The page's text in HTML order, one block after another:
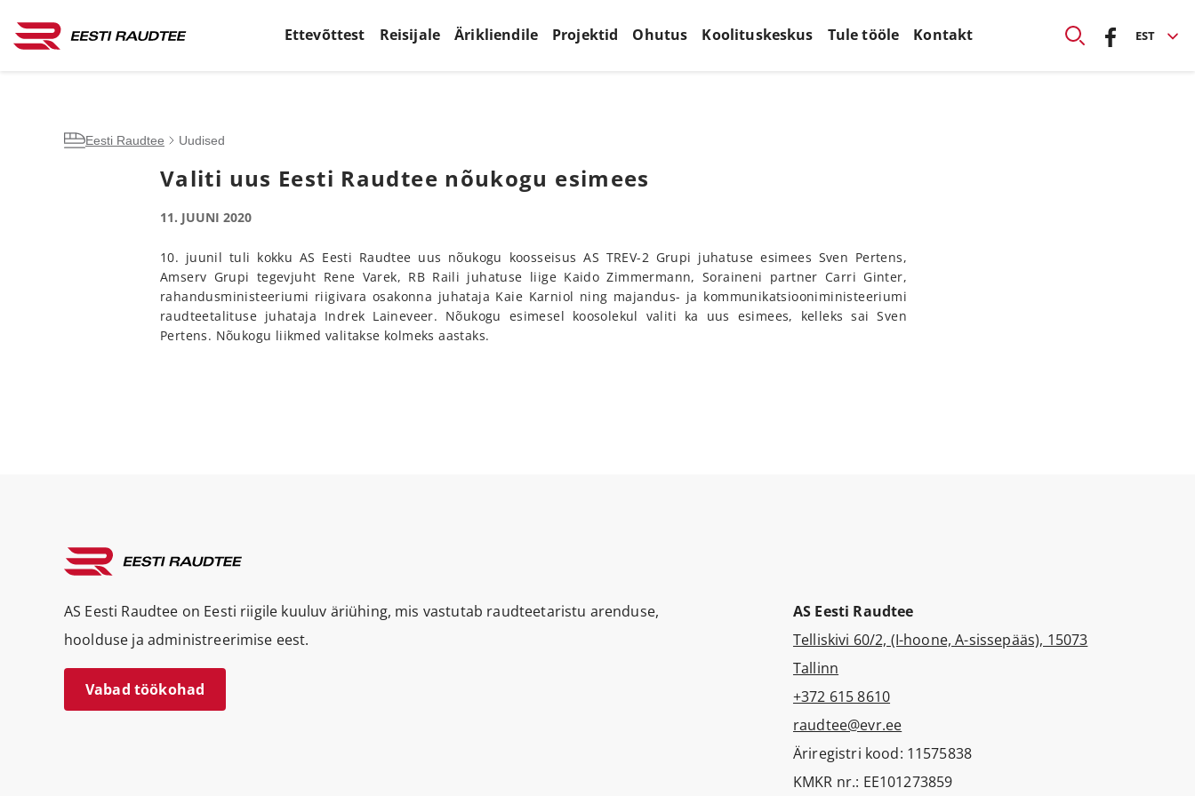
Ettevõttest Reisijale Ärikliendile Projektid Ohutus Koolituskeskus Tule tööle Kontakt EST
Eesti Raudtee Uudised
Valiti uus Eesti Raudtee nõukogu esimees
11. JUUNI 2020
10. juunil tuli kokku AS Eesti Raudtee uus nõukogu koosseisus AS TREV-2 Grupi juhatuse esimees Sven Pertens,
Amserv Grupi tegevjuht Rene Varek, RB Raili juhatuse liige Kaido Zimmermann, Soraineni partner Carri Ginter,
rahandusministeeriumi riigivara osakonna juhataja Kaie Karniol ning majandus- ja kommunikatsiooniministeeriumi
raudteetalituse juhataja Indrek Laineveer. Nõukogu esimesel koosolekul valiti ka uus esimees, kelleks sai Sven
Pertens. Nõukogu liikmed valitakse kolmeks aastaks.
AS Eesti Raudtee on Eesti riigile kuuluv äriühing, mis vastutab raudteetaristu arenduse,
hoolduse ja administreerimise eest.
Vabad töökohad
AS Eesti Raudtee
Telliskivi 60/2, (I-hoone, A-sissepääs), 15073
Tallinn
+372 615 8610
raudtee@evr.ee
Äriregistri kood: 11575838
KMKR nr.: EE101273859